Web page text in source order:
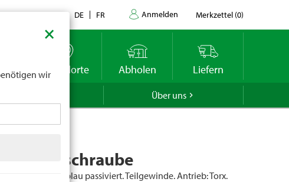
Kontakt DE FR Anmelden Merkzettel (0)
Standorte Abholen Liefern
Über uns
Verzinkt, blau passiviert. Teilgewinde. Antrieb: Torx.
×
wir